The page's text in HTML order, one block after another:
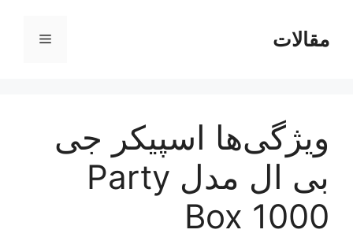
محتوامقالات فهرست
ویژگی‌ها اسپیکر جی
بی ال مدل Party
Box 1000